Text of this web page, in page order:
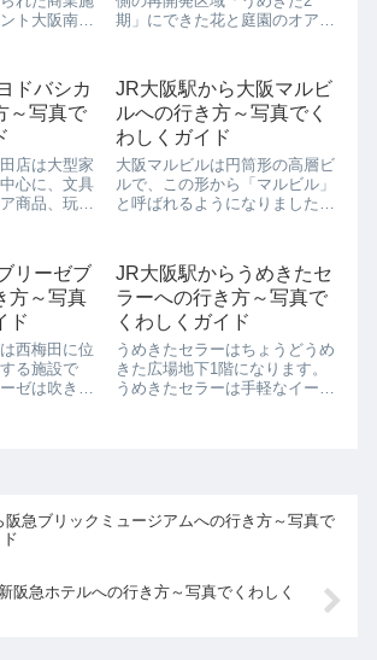
ト大阪南
ワーの4つ
。 グランフ
南館を通っ
期」にできた花と庭園のオアシ
期間限定で様々なガーデンを見
ることができるので、何度来て
も何度でも楽しめるところが素
敵なところ...
ドバシカ
～写真で
店は大型家
心に、文具
商品、玩具
貨フロア、
ロア、5～7
ロア、9～
JR大阪駅から大阪マルビ
ルへの行き方～写真でく
わしくガイド
大阪マルビルは円筒形の高層ビ
ルで、この形から「マルビル」
と呼ばれるようになりました。
2階の建物で、竣工当時はこの
周辺では唯一の高層ビルで、電
光掲示板で様々なお知らせを流
すことでも名物...
リーゼブ
方～写真
ド
西梅田に位
る施設で
ゼは吹き抜
JR大阪駅からうめきたセ
ラーへの行き方～写真で
くわしくガイド
うめきたセラーはちょうどうめ
きた広場地下1階になります。
うめきたセラーは手軽なイート
阪急ブリックミュージアムへの行き方～写真で
阪急ホテルへの行き方～写真でくわしく